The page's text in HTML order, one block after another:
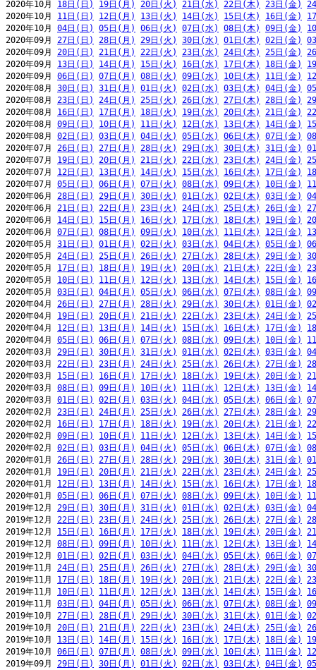
2020年10月 18日(日) 19日(月) 20日(火) 21日(水) 22日(木) 23日(金)
2020年10月 11日(日) 12日(月) 13日(火) 14日(水) 15日(木) 16日(金)
2020年10月 04日(日) 05日(月) 06日(火) 07日(水) 08日(木) 09日(金)
2020年09月 27日(日) 28日(月) 29日(火) 30日(水) 01日(木) 02日(金)
2020年09月 20日(日) 21日(月) 22日(火) 23日(水) 24日(木) 25日(金)
2020年09月 13日(日) 14日(月) 15日(火) 16日(水) 17日(木) 18日(金)
2020年09月 06日(日) 07日(月) 08日(火) 09日(水) 10日(木) 11日(金)
2020年08月 30日(日) 31日(月) 01日(火) 02日(水) 03日(木) 04日(金)
2020年08月 23日(日) 24日(月) 25日(火) 26日(水) 27日(木) 28日(金)
2020年08月 16日(日) 17日(月) 18日(火) 19日(水) 20日(木) 21日(金)
2020年08月 09日(日) 10日(月) 11日(火) 12日(水) 13日(木) 14日(金)
2020年08月 02日(日) 03日(月) 04日(火) 05日(水) 06日(木) 07日(金)
2020年07月 26日(日) 27日(月) 28日(火) 29日(水) 30日(木) 31日(金)
2020年07月 19日(日) 20日(月) 21日(火) 22日(水) 23日(木) 24日(金)
2020年07月 12日(日) 13日(月) 14日(火) 15日(水) 16日(木) 17日(金)
2020年07月 05日(日) 06日(月) 07日(火) 08日(水) 09日(木) 10日(金)
2020年06月 28日(日) 29日(月) 30日(火) 01日(水) 02日(木) 03日(金)
2020年06月 21日(日) 22日(月) 23日(火) 24日(水) 25日(木) 26日(金)
2020年06月 14日(日) 15日(月) 16日(火) 17日(水) 18日(木) 19日(金)
2020年06月 07日(日) 08日(月) 09日(火) 10日(水) 11日(木) 12日(金)
2020年05月 31日(日) 01日(月) 02日(火) 03日(水) 04日(木) 05日(金)
2020年05月 24日(日) 25日(月) 26日(火) 27日(水) 28日(木) 29日(金)
2020年05月 17日(日) 18日(月) 19日(火) 20日(水) 21日(木) 22日(金)
2020年05月 10日(日) 11日(月) 12日(火) 13日(水) 14日(木) 15日(金)
2020年05月 03日(日) 04日(月) 05日(火) 06日(水) 07日(木) 08日(金)
2020年04月 26日(日) 27日(月) 28日(火) 29日(水) 30日(木) 01日(金)
2020年04月 19日(日) 20日(月) 21日(火) 22日(水) 23日(木) 24日(金)
2020年04月 12日(日) 13日(月) 14日(火) 15日(水) 16日(木) 17日(金)
2020年04月 05日(日) 06日(月) 07日(火) 08日(水) 09日(木) 10日(金)
2020年03月 29日(日) 30日(月) 31日(火) 01日(水) 02日(木) 03日(金)
2020年03月 22日(日) 23日(月) 24日(火) 25日(水) 26日(木) 27日(金)
2020年03月 15日(日) 16日(月) 17日(火) 18日(水) 19日(木) 20日(金)
2020年03月 08日(日) 09日(月) 10日(火) 11日(水) 12日(木) 13日(金)
2020年03月 01日(日) 02日(月) 03日(火) 04日(水) 05日(木) 06日(金)
2020年02月 23日(日) 24日(月) 25日(火) 26日(水) 27日(木) 28日(金)
2020年02月 16日(日) 17日(月) 18日(火) 19日(水) 20日(木) 21日(金)
2020年02月 09日(日) 10日(月) 11日(火) 12日(水) 13日(木) 14日(金)
2020年02月 02日(日) 03日(月) 04日(火) 05日(水) 06日(木) 07日(金)
2020年01月 26日(日) 27日(月) 28日(火) 29日(水) 30日(木) 31日(金)
2020年01月 19日(日) 20日(月) 21日(火) 22日(水) 23日(木) 24日(金)
2020年01月 12日(日) 13日(月) 14日(火) 15日(水) 16日(木) 17日(金)
2020年01月 05日(日) 06日(月) 07日(火) 08日(水) 09日(木) 10日(金)
2019年12月 29日(日) 30日(月) 31日(火) 01日(水) 02日(木) 03日(金)
2019年12月 22日(日) 23日(月) 24日(火) 25日(水) 26日(木) 27日(金)
2019年12月 15日(日) 16日(月) 17日(火) 18日(水) 19日(木) 20日(金)
2019年12月 08日(日) 09日(月) 10日(火) 11日(水) 12日(木) 13日(金)
2019年12月 01日(日) 02日(月) 03日(火) 04日(水) 05日(木) 06日(金)
2019年11月 24日(日) 25日(月) 26日(火) 27日(水) 28日(木) 29日(金)
2019年11月 17日(日) 18日(月) 19日(火) 20日(水) 21日(木) 22日(金)
2019年11月 10日(日) 11日(月) 12日(火) 13日(水) 14日(木) 15日(金)
2019年11月 03日(日) 04日(月) 05日(火) 06日(水) 07日(木) 08日(金)
2019年10月 27日(日) 28日(月) 29日(火) 30日(水) 31日(木) 01日(金)
2019年10月 20日(日) 21日(月) 22日(火) 23日(水) 24日(木) 25日(金)
2019年10月 13日(日) 14日(月) 15日(火) 16日(水) 17日(木) 18日(金)
2019年10月 06日(日) 07日(月) 08日(火) 09日(水) 10日(木) 11日(金)
2019年09月 29日(日) 30日(月) 01日(火) 02日(水) 03日(木) 04日(金)